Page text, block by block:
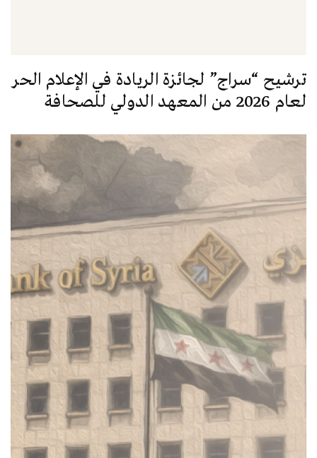
ترشيح “سراج” لجائزة الريادة في الإعلام الحر
لعام 2026 من المعهد الدولي للصحافة